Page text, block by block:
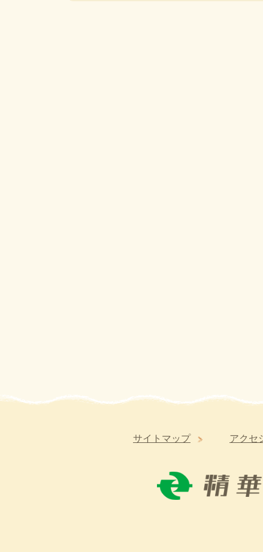
サイトマップ アクセ